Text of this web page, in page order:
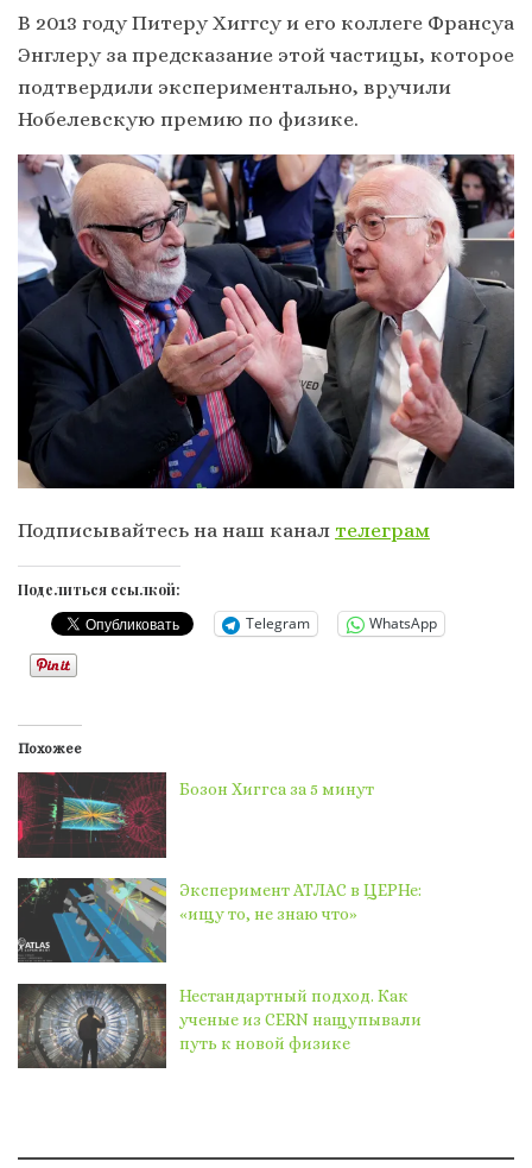
В 2013 году Питеру Хиггсу и его коллеге Франсуа
Энглеру за предсказание этой частицы, которое
подтвердили экспериментально, вручили
Нобелевскую премию по физике.
Подписывайтесь на наш канал телеграм
Поделиться ссылкой:
Telegram WhatsApp
Похожее
Бозон Хиггса за 5 минут
Эксперимент АТЛАС в ЦЕРНе:
«ищу то, не знаю что»
Нестандартный подход. Как
ученые из CERN нащупывали
путь к новой физике